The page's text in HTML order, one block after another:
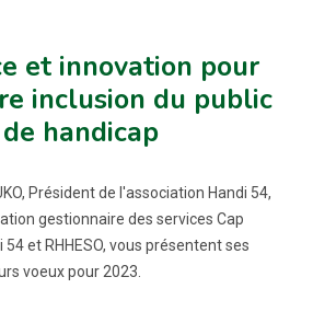
et innovation pour
inclusion du public
handicap
Président de l'association Handi 54,
gestionnaire des services Cap
54 et RHHESO, vous présentent ses
voeux pour 2023.